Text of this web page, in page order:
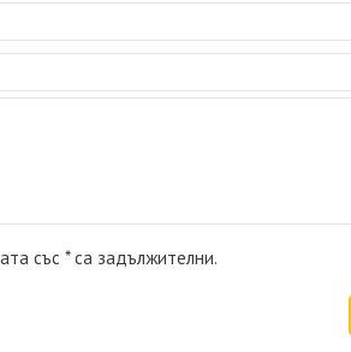
със * са задължителни.